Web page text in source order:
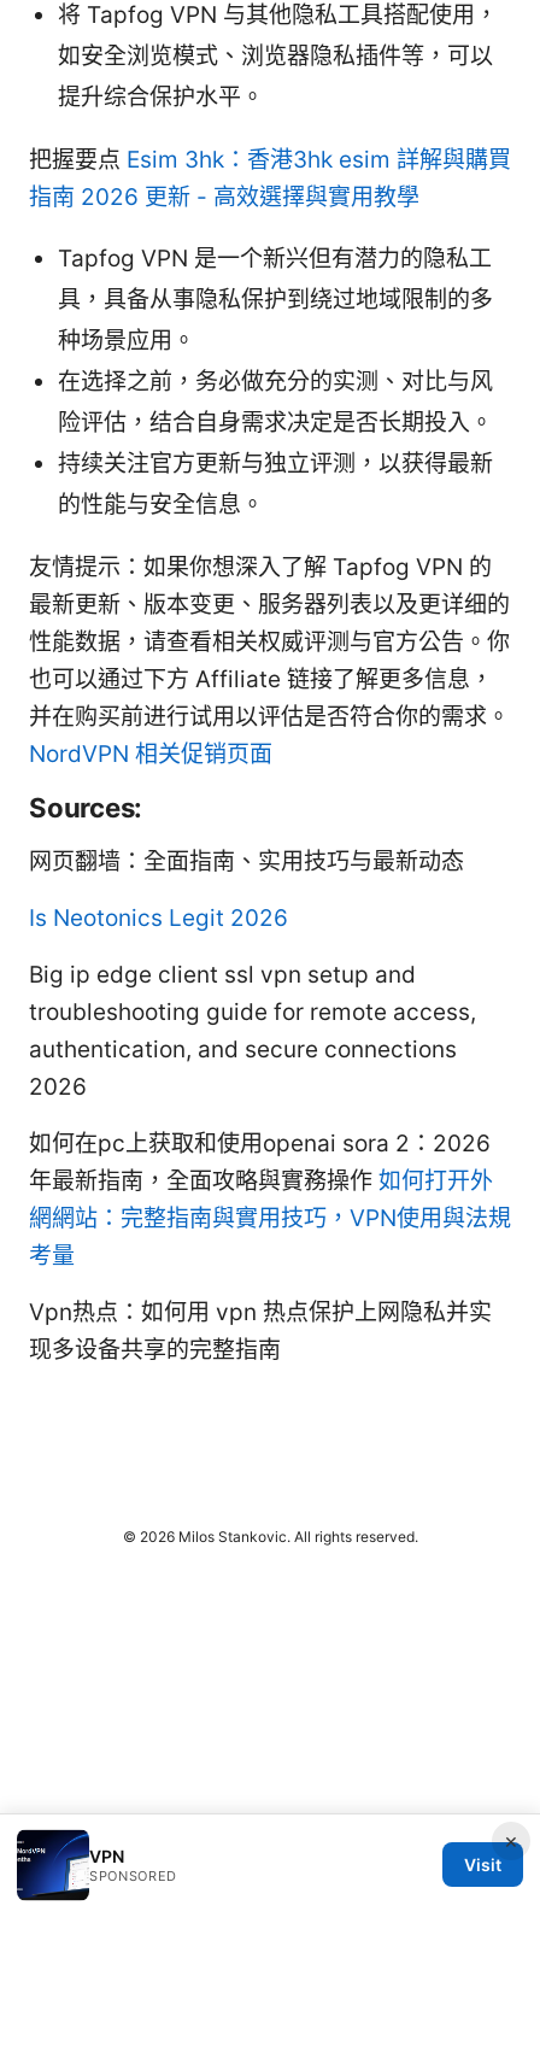
将 Tapfog VPN 与其他隐私工具搭配使用，
如安全浏览模式、浏览器隐私插件等，可以
提升综合保护水平。
把握要点 Esim 3hk：香港3hk esim 詳解與購買
指南 2026 更新 - 高效選擇與實用教學
Tapfog VPN 是一个新兴但有潜力的隐私工
具，具备从事隐私保护到绕过地域限制的多
种场景应用。
在选择之前，务必做充分的实测、对比与风
险评估，结合自身需求决定是否长期投入。
持续关注官方更新与独立评测，以获得最新
的性能与安全信息。
友情提示：如果你想深入了解 Tapfog VPN 的
最新更新、版本变更、服务器列表以及更详细的
性能数据，请查看相关权威评测与官方公告。你
也可以通过下方 Affiliate 链接了解更多信息，
并在购买前进行试用以评估是否符合你的需求。
NordVPN 相关促销页面
Sources:
网页翻墙：全面指南、实用技巧与最新动态
Is Neotonics Legit 2026
Big ip edge client ssl vpn setup and
troubleshooting guide for remote access,
authentication, and secure connections
2026
如何在pc上获取和使用openai sora 2：2026
年最新指南，全面攻略與實務操作 如何打开外
網網站：完整指南與實用技巧，VPN使用與法規
考量
Vpn热点：如何用 vpn 热点保护上网隐私并实
现多设备共享的完整指南
×
VPN
SPONSORED
Visit
© 2026 Milos Stankovic. All rights reserved.